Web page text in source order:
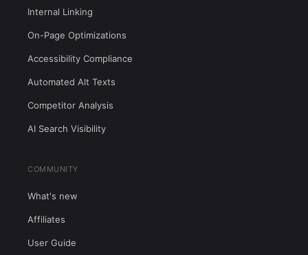
Internal Linking
On-Page Optimizations
Accessibility Compliance
Automated Alt Texts
Competitor Analysis
AI Search Visibility
COMMUNITY
What's new
Affiliates
User Guide